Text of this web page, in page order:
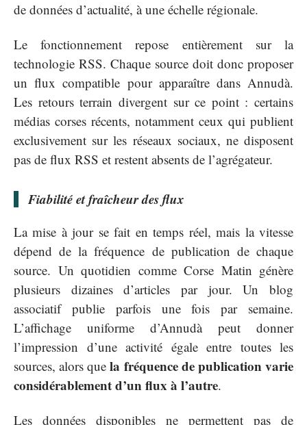
de données d’actualité, à une échelle régionale.
Le fonctionnement repose entièrement sur la
technologie RSS. Chaque source doit donc proposer
un flux compatible pour apparaître dans Annudà.
Les retours terrain divergent sur ce point : certains
médias corses récents, notamment ceux qui publient
exclusivement sur les réseaux sociaux, ne disposent
pas de flux RSS et restent absents de l’agrégateur.
Fiabilité et fraîcheur des flux
La mise à jour se fait en temps réel, mais la vitesse
dépend de la fréquence de publication de chaque
source. Un quotidien comme Corse Matin génère
plusieurs dizaines d’articles par jour. Un blog
associatif publie parfois une fois par semaine.
L’affichage uniforme d’Annudà peut donner
l’impression d’une activité égale entre toutes les
sources, alors quela fréquence de publication varie
considérablement d’un flux à l’autre.
Les données disponibles ne permettent pas de